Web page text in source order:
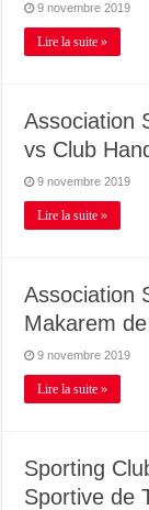
9 novembre 2019
Lire la suite »
Association
vs Club
9 novembre 2019
Lire la suite »
Association
Makarem
9 novembre 2019
Lire la suite »
Sporting
Sportive de